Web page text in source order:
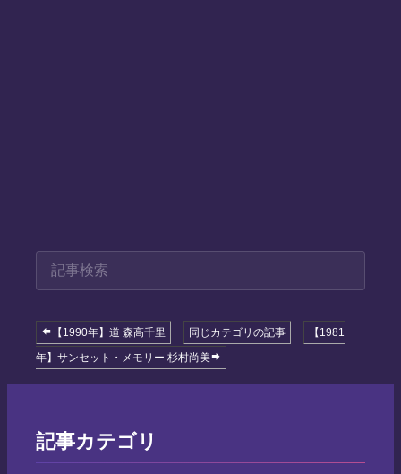
【1990年】道 森高千里 同じカテゴリの記事
【1981
年】サンセット・メモリー 杉村尚美
記事カテゴリ